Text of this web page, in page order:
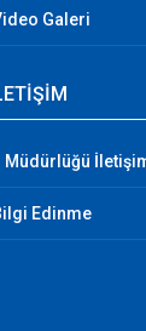
Galeri
Müdürlüğü
Edinme